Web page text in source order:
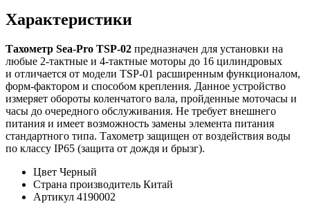
Характеристики
Тахометр Sea-Pro TSP-02 предназначен для установки на
любые 2-тактные и 4-тактные моторы до 16 цилиндровых
и отличается от модели TSP-01 расширенным функционалом,
форм-фактором и способом крепления. Данное устройство
измеряет обороты коленчатого вала, пройденные моточасы и
часы до очередного обслуживания. Не требует внешнего
питания и имеет возможность замены элемента питания
стандартного типа. Тахометр защищен от воздействия воды
по классу IP65 (защита от дождя и брызг).
Цвет Черный
Страна производитель Китай
Артикул 4190002